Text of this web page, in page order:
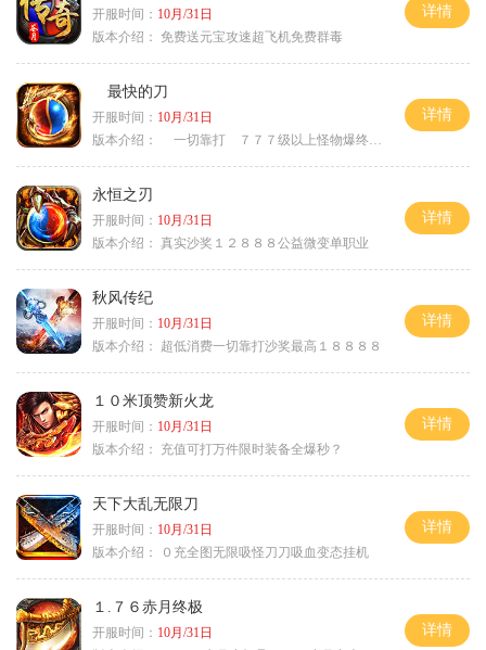
开服时间： 10月/31日
版本介绍： 免费送元宝攻速超飞机免费群毒
详情
最快的刀
开服时间： 10月/31日
版本介绍：
一切靠打 ７７７级以上怪物爆终极
详情
永恒之刃
开服时间： 10月/31日
版本介绍： 真实沙奖１２８８８公益微变单职业
详情
秋风传纪
开服时间： 10月/31日
版本介绍：
超低消费一切靠打沙奖最高１８８８８
详情
１０米顶赞新火龙
开服时间： 10月/31日
版本介绍：
充值可打万件限时装备全爆秒？
详情
天下大乱无限刀
开服时间： 10月/31日
版本介绍：
０充全图无限吸怪刀刀吸血变态挂机
详情
１.７６赤月终极
开服时间： 10月/31日
详情